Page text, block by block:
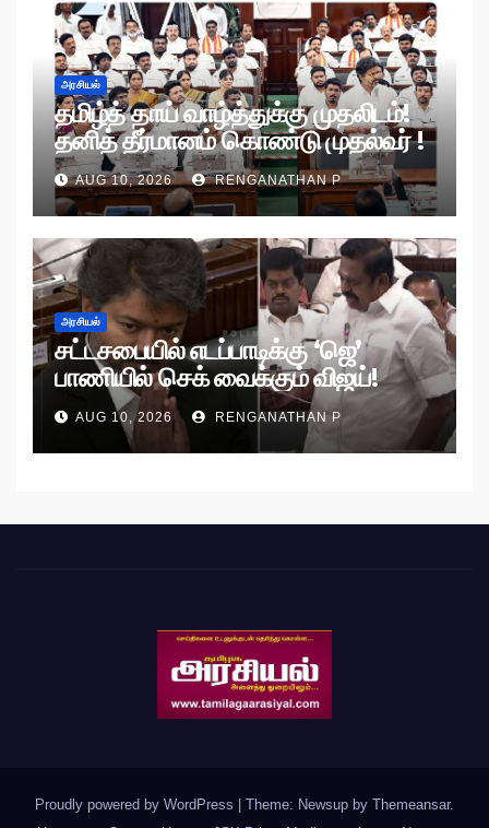
அரசியல்
தமிழ்த் தாய் வாழ்த்துக்கு முதலிடம்!
தனித் தீர்மானம் கொண்டு முதல்வர் !
AUG 10, 2026 RENGANATHAN P
அரசியல்
சட்டசபையில் எடப்பாடிக்கு ‘ஜெ’
பாணியில் செக் வைக்கும் விஜய்!
AUG 10, 2026 RENGANATHAN P
Proudly powered by WordPress Theme: Newsup by Themeansar.